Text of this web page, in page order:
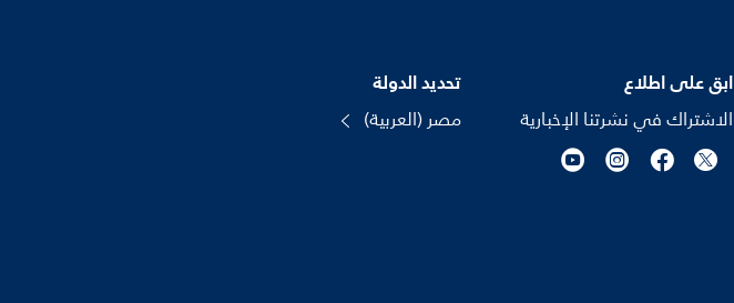
ابق على اطلاع
الاشتراك في نشرتنا الإخبارية
تحديد الدولة
مصر (العربية)